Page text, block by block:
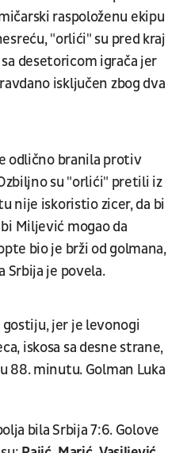
raspoloženu ekipu
"orlići" su pred kraj
desetoricom igrača jer
isključen zbog dva
odlično branila protiv
su "orlići" pretili iz
nije iskoristio zicer, da bi
Miljević mogao da
bio je brži od golmana,
Srbija je povela.
gostiju, jer je levonogi
iskosa sa desne strane,
88. minutu. Golman Luka
bila Srbija 7:6. Golove